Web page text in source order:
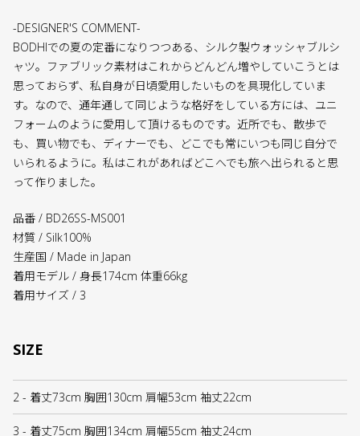
-DESIGNER'S COMMENT-
BODHIでの夏の定番になりつつある、シルク製ウォッシャブルシ
ャツ。ファブリック素材はこれからどんどん増やしていこうとは
思っておらず、私自身が日頃愛用したいものを具現化していま
す。なので、通年通して同じような格好をしている方には、ユニ
フォームのように愛用して頂けるものです。近所でも、散歩で
も、買い物でも、ディナーでも、どこでも常にいつも同じ自分で
いられるように。私はこれがあればどこへでも旅へ出られると思
って作りました。
品番 / BD26SS-MS001
材質 / Silk100%
生産国 / Made in Japan
着用モデル / 身長174cm 体重66kg
着用サイズ / 3
SIZE
2 - 着丈73cm 胸囲130cm 肩幅53cm 袖丈22cm
3 - 着丈75cm 胸囲134cm 肩幅55cm 袖丈24cm